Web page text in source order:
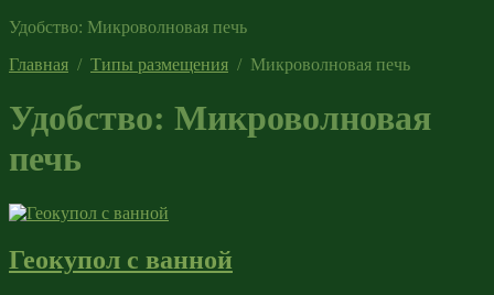
Удобство: Микроволновая печь
Главная
Типы размещения Микроволновая печь
Удобство: Микроволновая
печь
Геокупол с ванной